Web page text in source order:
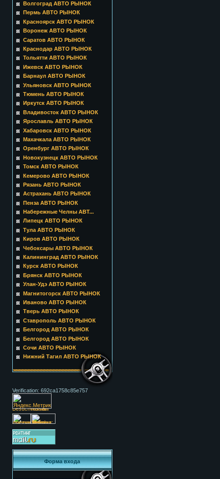
Волгоград АВТО РЫНОК
Пермь АВТО РЫНОК
Красноярск АВТО РЫНОК
Воронеж АВТО РЫНОК
Саратов АВТО РЫНОК
Краснодар АВТО РЫНОК
Тольятти АВТО РЫНОК
Ижевск АВТО РЫНОК
Барнаул АВТО РЫНОК
Ульяновск АВТО РЫНОК
Тюмень АВТО РЫНОК
Иркутск АВТО РЫНОК
Владивосток АВТО РЫНОК
Ярославль АВТО РЫНОК
Хабаровск АВТО РЫНОК
Махачкала АВТО РЫНОК
Оренбург АВТО РЫНОК
Новокузнецк АВТО РЫНОК
Томск АВТО РЫНОК
Кемерово АВТО РЫНОК
Рязань АВТО РЫНОК
Астрахань АВТО РЫНОК
Пенза АВТО РЫНОК
Набережные Челны АВТ...
Липецк АВТО РЫНОК
Тула АВТО РЫНОК
Киров АВТО РЫНОК
Чебоксары АВТО РЫНОК
Калининград АВТО РЫНОК
Курск АВТО РЫНОК
Брянск АВТО РЫНОК
Улан-Удэ АВТО РЫНОК
Магнитогорск АВТО РЫНОК
Иваново АВТО РЫНОК
Тверь АВТО РЫНОК
Ставрополь АВТО РЫНОК
Белгород АВТО РЫНОК
Белгород АВТО РЫНОК
Сочи АВТО РЫНОК
Нижний Тагил АВТО РЫНОК
Verification: 692ca1758c85e757
Форма входа